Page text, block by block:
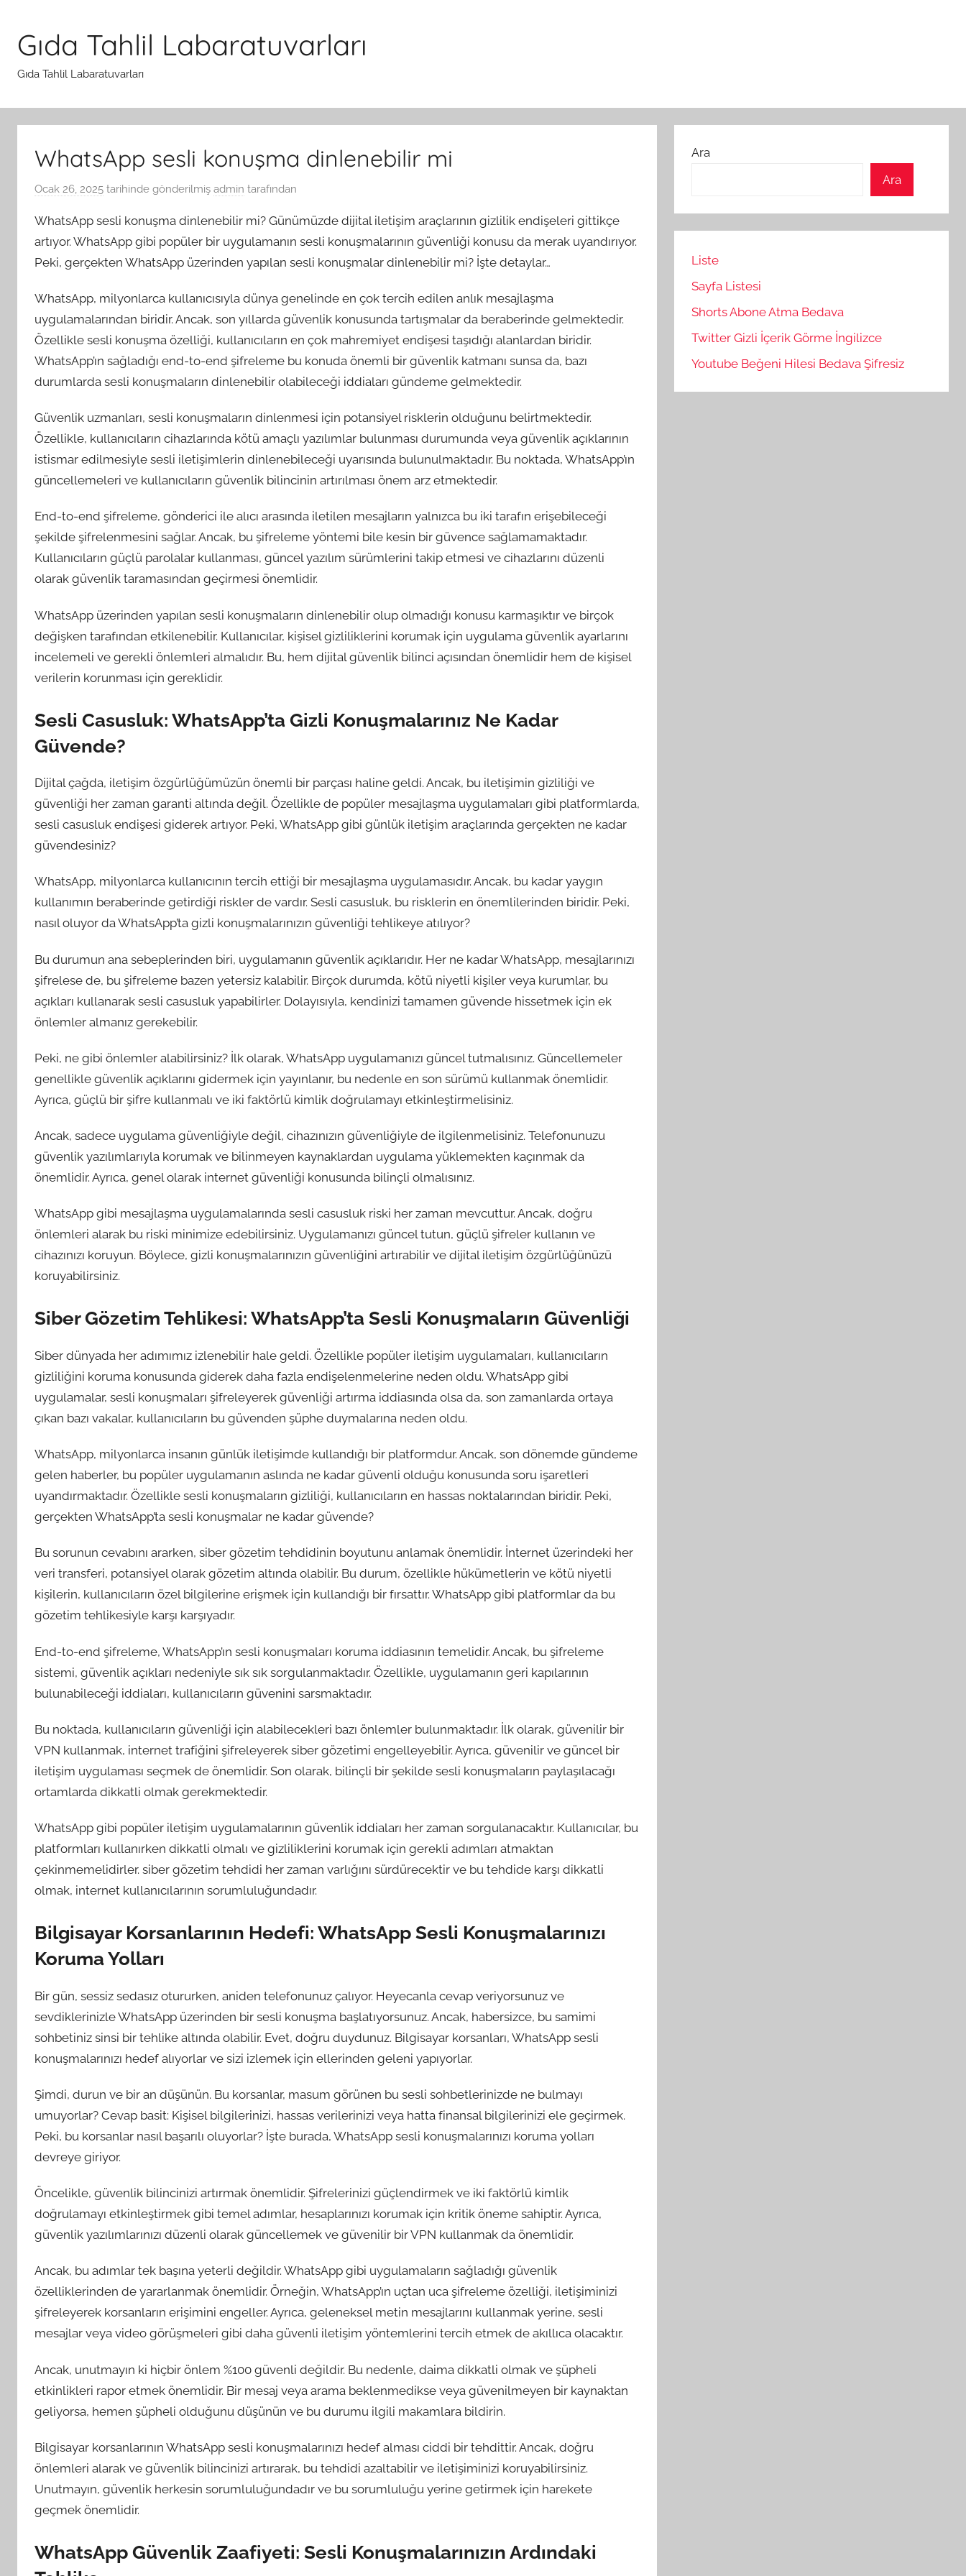
Gıda Tahlil Labaratuvarları
Gıda Tahlil Labaratuvarları
WhatsApp sesli konuşma dinlenebilir mi
Ocak 26, 2025 tarihinde gönderilmiş admin tarafından
WhatsApp sesli konuşma dinlenebilir mi? Günümüzde dijital iletişim araçlarının gizlilik endişeleri gittikçe
artıyor. WhatsApp gibi popüler bir uygulamanın sesli konuşmalarının güvenliği konusu da merak uyandırıyor.
Peki, gerçekten WhatsApp üzerinden yapılan sesli konuşmalar dinlenebilir mi? İşte detaylar…
WhatsApp, milyonlarca kullanıcısıyla dünya genelinde en çok tercih edilen anlık mesajlaşma
uygulamalarından biridir. Ancak, son yıllarda güvenlik konusunda tartışmalar da beraberinde gelmektedir.
Özellikle sesli konuşma özelliği, kullanıcıların en çok mahremiyet endişesi taşıdığı alanlardan biridir.
WhatsApp’ın sağladığı end-to-end şifreleme bu konuda önemli bir güvenlik katmanı sunsa da, bazı
durumlarda sesli konuşmaların dinlenebilir olabileceği iddiaları gündeme gelmektedir.
Güvenlik uzmanları, sesli konuşmaların dinlenmesi için potansiyel risklerin olduğunu belirtmektedir.
Özellikle, kullanıcıların cihazlarında kötü amaçlı yazılımlar bulunması durumunda veya güvenlik açıklarının
istismar edilmesiyle sesli iletişimlerin dinlenebileceği uyarısında bulunulmaktadır. Bu noktada, WhatsApp’ın
güncellemeleri ve kullanıcıların güvenlik bilincinin artırılması önem arz etmektedir.
End-to-end şifreleme, gönderici ile alıcı arasında iletilen mesajların yalnızca bu iki tarafın erişebileceği
şekilde şifrelenmesini sağlar. Ancak, bu şifreleme yöntemi bile kesin bir güvence sağlamamaktadır.
Kullanıcıların güçlü parolalar kullanması, güncel yazılım sürümlerini takip etmesi ve cihazlarını düzenli
olarak güvenlik taramasından geçirmesi önemlidir.
WhatsApp üzerinden yapılan sesli konuşmaların dinlenebilir olup olmadığı konusu karmaşıktır ve birçok
değişken tarafından etkilenebilir. Kullanıcılar, kişisel gizliliklerini korumak için uygulama güvenlik ayarlarını
incelemeli ve gerekli önlemleri almalıdır. Bu, hem dijital güvenlik bilinci açısından önemlidir hem de kişisel
verilerin korunması için gereklidir.
Sesli Casusluk: WhatsApp’ta Gizli Konuşmalarınız Ne Kadar
Güvende?
Dijital çağda, iletişim özgürlüğümüzün önemli bir parçası haline geldi. Ancak, bu iletişimin gizliliği ve
güvenliği her zaman garanti altında değil. Özellikle de popüler mesajlaşma uygulamaları gibi platformlarda,
sesli casusluk endişesi giderek artıyor. Peki, WhatsApp gibi günlük iletişim araçlarında gerçekten ne kadar
güvendesiniz?
WhatsApp, milyonlarca kullanıcının tercih ettiği bir mesajlaşma uygulamasıdır. Ancak, bu kadar yaygın
kullanımın beraberinde getirdiği riskler de vardır. Sesli casusluk, bu risklerin en önemlilerinden biridir. Peki,
nasıl oluyor da WhatsApp’ta gizli konuşmalarınızın güvenliği tehlikeye atılıyor?
Bu durumun ana sebeplerinden biri, uygulamanın güvenlik açıklarıdır. Her ne kadar WhatsApp, mesajlarınızı
şifrelese de, bu şifreleme bazen yetersiz kalabilir. Birçok durumda, kötü niyetli kişiler veya kurumlar, bu
açıkları kullanarak sesli casusluk yapabilirler. Dolayısıyla, kendinizi tamamen güvende hissetmek için ek
önlemler almanız gerekebilir.
Peki, ne gibi önlemler alabilirsiniz? İlk olarak, WhatsApp uygulamanızı güncel tutmalısınız. Güncellemeler
genellikle güvenlik açıklarını gidermek için yayınlanır, bu nedenle en son sürümü kullanmak önemlidir.
Ayrıca, güçlü bir şifre kullanmalı ve iki faktörlü kimlik doğrulamayı etkinleştirmelisiniz.
Ancak, sadece uygulama güvenliğiyle değil, cihazınızın güvenliğiyle de ilgilenmelisiniz. Telefonunuzu
güvenlik yazılımlarıyla korumak ve bilinmeyen kaynaklardan uygulama yüklemekten kaçınmak da
önemlidir. Ayrıca, genel olarak internet güvenliği konusunda bilinçli olmalısınız.
WhatsApp gibi mesajlaşma uygulamalarında sesli casusluk riski her zaman mevcuttur. Ancak, doğru
önlemleri alarak bu riski minimize edebilirsiniz. Uygulamanızı güncel tutun, güçlü şifreler kullanın ve
cihazınızı koruyun. Böylece, gizli konuşmalarınızın güvenliğini artırabilir ve dijital iletişim özgürlüğünüzü
koruyabilirsiniz.
Siber Gözetim Tehlikesi: WhatsApp’ta Sesli Konuşmaların Güvenliği
Siber dünyada her adımımız izlenebilir hale geldi. Özellikle popüler iletişim uygulamaları, kullanıcıların
gizliliğini koruma konusunda giderek daha fazla endişelenmelerine neden oldu. WhatsApp gibi
uygulamalar, sesli konuşmaları şifreleyerek güvenliği artırma iddiasında olsa da, son zamanlarda ortaya
çıkan bazı vakalar, kullanıcıların bu güvenden şüphe duymalarına neden oldu.
WhatsApp, milyonlarca insanın günlük iletişimde kullandığı bir platformdur. Ancak, son dönemde gündeme
gelen haberler, bu popüler uygulamanın aslında ne kadar güvenli olduğu konusunda soru işaretleri
uyandırmaktadır. Özellikle sesli konuşmaların gizliliği, kullanıcıların en hassas noktalarından biridir. Peki,
gerçekten WhatsApp’ta sesli konuşmalar ne kadar güvende?
Bu sorunun cevabını ararken, siber gözetim tehdidinin boyutunu anlamak önemlidir. İnternet üzerindeki her
veri transferi, potansiyel olarak gözetim altında olabilir. Bu durum, özellikle hükümetlerin ve kötü niyetli
kişilerin, kullanıcıların özel bilgilerine erişmek için kullandığı bir fırsattır. WhatsApp gibi platformlar da bu
gözetim tehlikesiyle karşı karşıyadır.
End-to-end şifreleme, WhatsApp’ın sesli konuşmaları koruma iddiasının temelidir. Ancak, bu şifreleme
sistemi, güvenlik açıkları nedeniyle sık sık sorgulanmaktadır. Özellikle, uygulamanın geri kapılarının
bulunabileceği iddiaları, kullanıcıların güvenini sarsmaktadır.
Bu noktada, kullanıcıların güvenliği için alabilecekleri bazı önlemler bulunmaktadır. İlk olarak, güvenilir bir
VPN kullanmak, internet trafiğini şifreleyerek siber gözetimi engelleyebilir. Ayrıca, güvenilir ve güncel bir
iletişim uygulaması seçmek de önemlidir. Son olarak, bilinçli bir şekilde sesli konuşmaların paylaşılacağı
ortamlarda dikkatli olmak gerekmektedir.
WhatsApp gibi popüler iletişim uygulamalarının güvenlik iddiaları her zaman sorgulanacaktır. Kullanıcılar, bu
platformları kullanırken dikkatli olmalı ve gizliliklerini korumak için gerekli adımları atmaktan
çekinmemelidirler. siber gözetim tehdidi her zaman varlığını sürdürecektir ve bu tehdide karşı dikkatli
olmak, internet kullanıcılarının sorumluluğundadır.
Bilgisayar Korsanlarının Hedefi: WhatsApp Sesli Konuşmalarınızı
Koruma Yolları
Bir gün, sessiz sedasız otururken, aniden telefonunuz çalıyor. Heyecanla cevap veriyorsunuz ve
sevdiklerinizle WhatsApp üzerinden bir sesli konuşma başlatıyorsunuz. Ancak, habersizce, bu samimi
sohbetiniz sinsi bir tehlike altında olabilir. Evet, doğru duydunuz. Bilgisayar korsanları, WhatsApp sesli
konuşmalarınızı hedef alıyorlar ve sizi izlemek için ellerinden geleni yapıyorlar.
Şimdi, durun ve bir an düşünün. Bu korsanlar, masum görünen bu sesli sohbetlerinizde ne bulmayı
umuyorlar? Cevap basit: Kişisel bilgilerinizi, hassas verilerinizi veya hatta finansal bilgilerinizi ele geçirmek.
Peki, bu korsanlar nasıl başarılı oluyorlar? İşte burada, WhatsApp sesli konuşmalarınızı koruma yolları
devreye giriyor.
Öncelikle, güvenlik bilincinizi artırmak önemlidir. Şifrelerinizi güçlendirmek ve iki faktörlü kimlik
doğrulamayı etkinleştirmek gibi temel adımlar, hesaplarınızı korumak için kritik öneme sahiptir. Ayrıca,
güvenlik yazılımlarınızı düzenli olarak güncellemek ve güvenilir bir VPN kullanmak da önemlidir.
Ancak, bu adımlar tek başına yeterli değildir. WhatsApp gibi uygulamaların sağladığı güvenlik
özelliklerinden de yararlanmak önemlidir. Örneğin, WhatsApp’ın uçtan uca şifreleme özelliği, iletişiminizi
şifreleyerek korsanların erişimini engeller. Ayrıca, geleneksel metin mesajlarını kullanmak yerine, sesli
mesajlar veya video görüşmeleri gibi daha güvenli iletişim yöntemlerini tercih etmek de akıllıca olacaktır.
Ancak, unutmayın ki hiçbir önlem %100 güvenli değildir. Bu nedenle, daima dikkatli olmak ve şüpheli
etkinlikleri rapor etmek önemlidir. Bir mesaj veya arama beklenmedikse veya güvenilmeyen bir kaynaktan
geliyorsa, hemen şüpheli olduğunu düşünün ve bu durumu ilgili makamlara bildirin.
Bilgisayar korsanlarının WhatsApp sesli konuşmalarınızı hedef alması ciddi bir tehdittir. Ancak, doğru
önlemleri alarak ve güvenlik bilincinizi artırarak, bu tehdidi azaltabilir ve iletişiminizi koruyabilirsiniz.
Unutmayın, güvenlik herkesin sorumluluğundadır ve bu sorumluluğu yerine getirmek için harekete
geçmek önemlidir.
WhatsApp Güvenlik Zaafiyeti: Sesli Konuşmalarınızın Ardındaki
Ara
Ara
Liste
Sayfa Listesi
Shorts Abone Atma Bedava
Twitter Gizli İçerik Görme İngilizce
Youtube Beğeni Hilesi Bedava Şifresiz